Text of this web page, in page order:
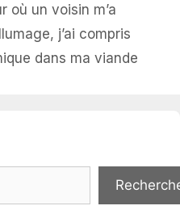
où un voisin m’a
j’ai compris
dans ma viande